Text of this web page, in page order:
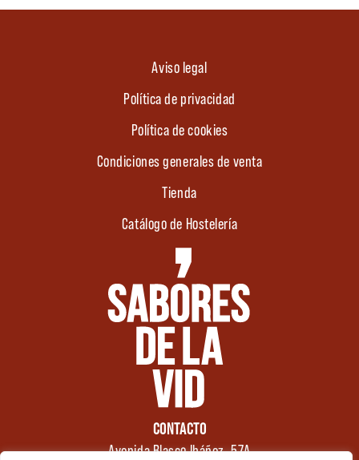
Aviso legal
Política de privacidad
Política de cookies
Condiciones generales de venta
Tienda
Catálogo de Hostelería
CONTACTO
Avenida Blasco Ibáñez, 57A